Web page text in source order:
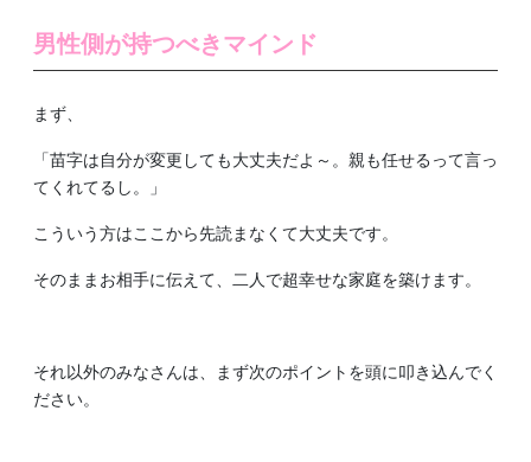
男性側が持つべきマインド
まず、
「苗字は自分が変更しても大丈夫だよ～。親も任せるって言っ
てくれてるし。」
こういう方はここから先読まなくて大丈夫です。
そのままお相手に伝えて、二人で超幸せな家庭を築けます。
それ以外のみなさんは、まず次のポイントを頭に叩き込んでく
ださい。